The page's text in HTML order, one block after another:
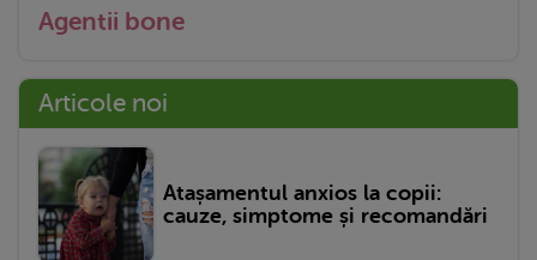
Agentii bone
Articole noi
Atașamentul anxios la copii:
cauze, simptome și recomandări